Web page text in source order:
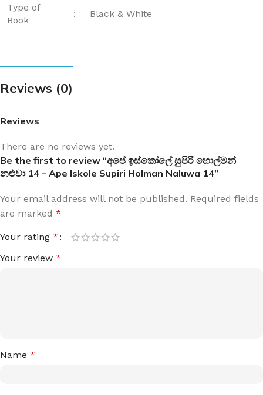
Type of
Book
: Black & White
Reviews (0)
Reviews
There are no reviews yet.
Be the first to review “අපේ ඉස්කෝලේ සුපිරි හොල්මන්
නළුවා 14 – Ape Iskole Supiri Holman Naluwa 14”
Your email address will not be published. Required fields
are marked *
Your rating *
Your review *
Name *